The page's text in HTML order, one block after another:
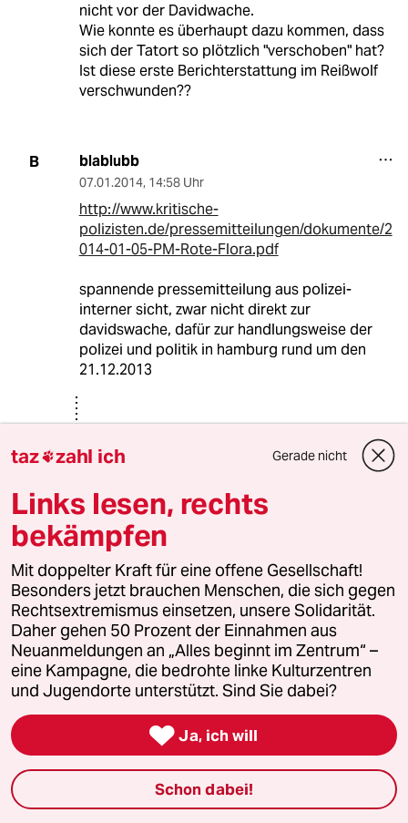
nicht vor der Davidwache.
Wie konnte es überhaupt dazu kommen, dass
sich der Tatort so plötzlich "verschoben" hat?
Ist diese erste Berichterstattung im Reißwolf
verschwunden??
B blablubb
07.01.2014, 14:58 Uhr
http://www.kritische-
polizisten.de/pressemitteilungen/dokumente/2
014-01-05-PM-Rote-Flora.pdf
spannende pressemitteilung aus polizei-
interner sicht, zwar nicht direkt zur
davidswache, dafür zur handlungsweise der
polizei und politik in hamburg rund um den
21.12.2013
M Max
08.01.2014
@blablubb:
Hierbei handelt es sich nicht um
INTERNE, sondern um einen aus
gemachten linksextremen
Polizeihasser… das sollte bekannt
sein.
Rein inhaltlich sind die Thesen leicht
widerlegbar…
Findaaa
08.01.2014 13:28 Uhr
@Max:
da liegst du leider falsch Max, es
handelt sich weder um einen
taz zahl ich Gerade nicht
Links lesen, rechts
bekämpfen
Mit doppelter Kraft für eine offene Gesellschaft!
Besonders jetzt brauchen Menschen, die sich gegen
Rechtsextremismus einsetzen, unsere Solidarität.
Daher gehen 50 Prozent der Einnahmen aus
Neuanmeldungen an „Alles beginnt im Zentrum“ –
eine Kampagne, die bedrohte linke Kulturzentren
und Jugendorte unterstützt. Sind Sie dabei?
 Ja, ich will
Schon dabei!